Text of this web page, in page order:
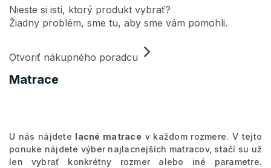
Matrace
Nieste si istí, ktorý produkt vybrať?
Žiadny problém, sme tu, aby sme vám pomohli.
Otvoriť nákupného poradcu
U nás nájdete lacné matrace v každom rozmere. V tejto
ponuke nájdete výber najlacnejších matracov, stačí su už
len vybrať konkrétny rozmer alebo iné parametre.